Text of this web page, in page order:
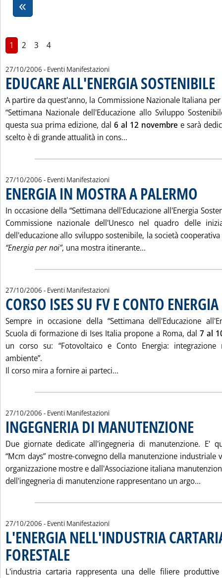
1 2 3 4
27/10/2006 - Eventi Manifestazioni
EDUCARE ALL'ENERGIA SOSTENIBILE
A partire da quest'anno, la Commissione Nazionale Italiana
“Settimana Nazionale dell'Educazione allo Sviluppo
questa sua prima edizione, dal 6 al 12 novembre e sarà
scelto è di grande attualità in cons...
27/10/2006 - Eventi Manifestazioni
ENERGIA IN MOSTRA A PALERMO
In occasione della “Settimana dell'Educazione all'Energia
Commissione nazionale dell'Unesco nel quadro delle
dell'educazione allo sviluppo sostenibile, la società
“Energia per noi”, una mostra itinerante...
27/10/2006 - Eventi Manifestazioni
CORSO ISES SU FV E CONTO ENERGIA
Sempre in occasione della “Settimana dell'Educazione
Scuola di formazione di Ises Italia propone a Roma, dal 7 al
un corso su: “Fotovoltaico e Conto Energia:
ambiente”.
Il corso mira a fornire ai parteci...
27/10/2006 - Eventi Manifestazioni
INGEGNERIA DI MANUTENZIONE
Due giornate dedicate all'ingegneria di manutenzione. E'
“Mcm days” mostre-convegno della manutenzione industriale
organizzazione mostre e dall'Associazione italiana
dell'ingegneria di manutenzione rappresentano un argo...
27/10/2006 - Eventi Manifestazioni
L'ENERGIA NELL'INDUSTRIA
FORESTALE
L'industria cartaria rappresenta una delle filiere